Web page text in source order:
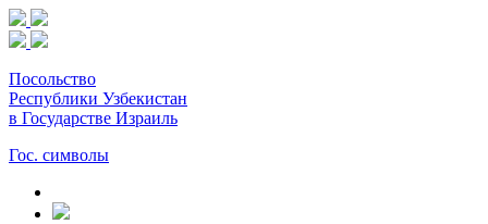
Посольство
Республики Узбекистан
в Государстве Израиль
Гос. символы